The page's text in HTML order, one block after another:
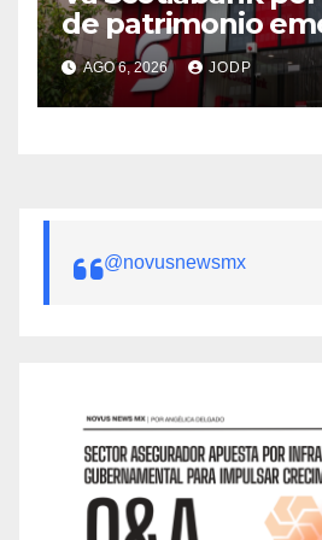
de patrimonio
AGO 6, 2026 JODP
@novusnewsmx